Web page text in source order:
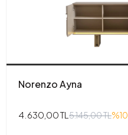
Norenzo Ayna
4.630,00 TL 5.145,00 TL%10